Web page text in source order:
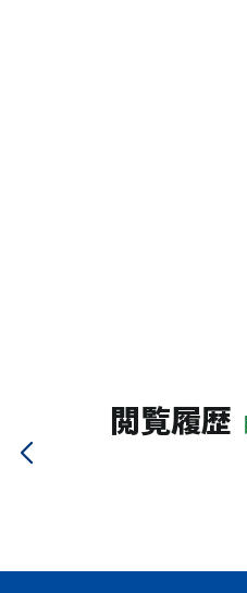
閲覧履歴